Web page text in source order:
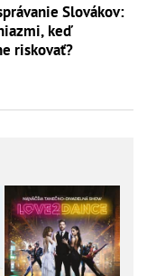
Slovákov:
keď
riskovať?